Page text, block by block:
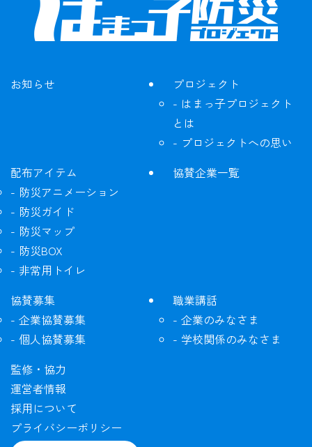
お知らせ
プロジェクト
はまっ子プロジェクト
とは
プロジェクトへの思い
配布アイテム
防災アニメーション
防災ガイド
防災マップ
防災BOX
非常用トイレ
協賛企業一覧
協賛募集
企業協賛募集
個人協賛募集
職業講話
企業のみなさま
学校関係のみなさま
監修・協力
運営者情報
採用について
プライバシーポリシー